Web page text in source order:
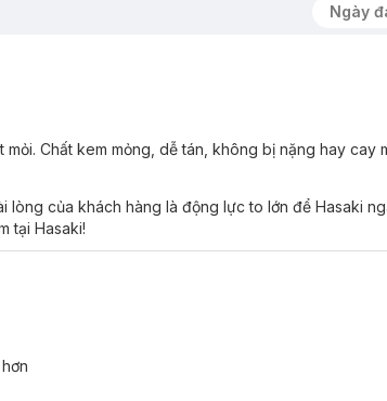
Ngày
Chất kem mỏng, dễ tán, không bị nặng hay cay
lòng của khách hàng là động lực to lớn để Hasaki
tại Hasaki!